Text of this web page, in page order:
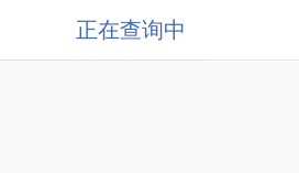
正在查询中